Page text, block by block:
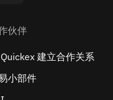
伙伴
建立合作关系
小部件